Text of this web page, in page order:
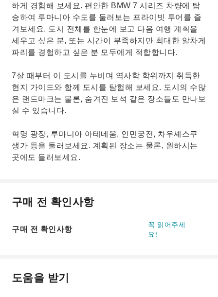
하게 경험해 보세요. 편안한 BMW 7 시리즈 차량에 탑
승하여 루마니아 수도를 둘러보는 프라이빗 투어를 즐
겨보세요. 도시 전체를 한눈에 보고 다음 여행 계획을
세우고 싶은 분, 또는 시간이 부족하지만 최대한 알차게
파리를 경험하고 싶은 분 모두에게 적합합니다.
7살 때부터 이 도시를 누비며 역사학 학위까지 취득한
현지 가이드와 함께 도시를 탐험해 보세요. 도시의 수많
은 랜드마크는 물론, 숨겨진 보석 같은 장소들도 만나보
실 수 있습니다.
혁명 광장, 루마니아 아테네움, 인민궁전, 차우셰스쿠
생가 등을 둘러보세요. 계획된 장소는 물론, 원하시는
곳에도 들러보세요.
구매 전 확인사항
구매 전 확인사항
꼭 읽어주세
요!
도움을 받기